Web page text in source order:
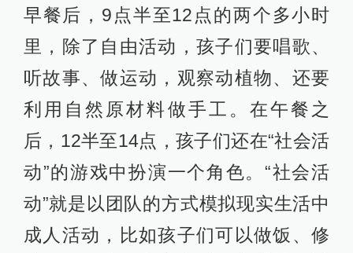
早餐后，9点半至12点的两个多小时
里，除了自由活动，孩子们要唱歌、
听故事、做运动，观察动植物、还要
利用自然原材料做手工。在午餐之
后，12半至14点，孩子们还在“社会活
动”的游戏中扮演一个角色。“社会活
动”就是以团队的方式模拟现实生活中
成人活动，比如孩子们可以做饭、修